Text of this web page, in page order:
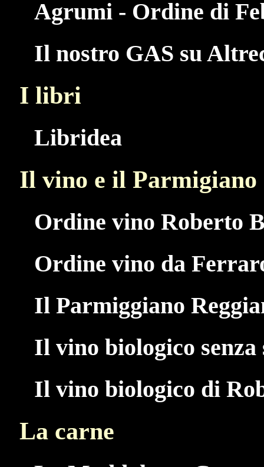
Agrumi - Ordine di
Il nostro GAS su
I libri
Libridea
Il vino e il Parmigiano
Ordine vino Roberto
Ordine vino da
Il Parmiggiano
Il vino biologico
Il vino biologico di
La carne